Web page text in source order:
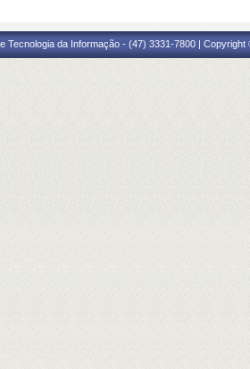
Tecnologia da Informação - (47) 3331-7800 |